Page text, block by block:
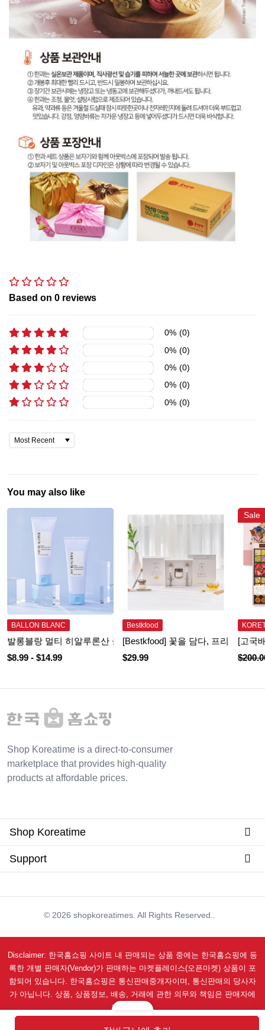
Based on 0 reviews
0% (0)
0% (0)
0% (0)
0% (0)
0% (0)
You may also like
BALLON BLANC
발롱블랑 멀티 히알루론산 클렌징폼 100ML
$8.99 - $14.99
Bestkfood
[Bestkfood] 꽃을 담다, 프리미엄 미
$29.99
Sale
[고국
$
Shop Koreatime is a direct-to-consumer
marketplace that provides high-quality
products at affordable prices.
Shop Koreatime
Support
© 2026 shopkoreatimes. All Rights Reserved..
Disclaimer: 한국홈쇼핑 사이트 내 판매되는 상품 중에는 한국홈쇼핑에 등
록한 개별 판매자(Vendor)가 판매하는 마켓플레이스(오픈마켓) 상품이 포
함되어 있습니다. 한국홈쇼핑은 통신판매중개자이며, 통신판매의 당사자
가 아닙니다. 상품, 상품정보, 배송, 거래에 관한 의무와 책임은 판매자에
게 있습니다.